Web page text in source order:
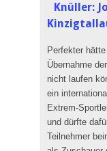
Knüller:
Perfekter
Übernahme
nicht laufen
ein
Extrem-
und dürfte
Teilnehmer